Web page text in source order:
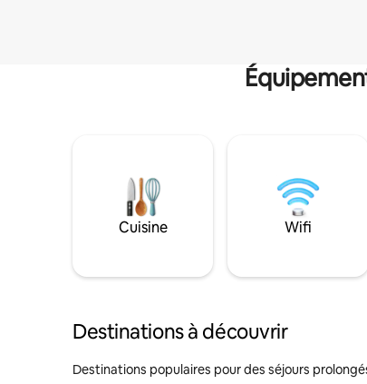
Cuisine Wifi
Destinations à découvrir
Destinations populaires pour des séjours